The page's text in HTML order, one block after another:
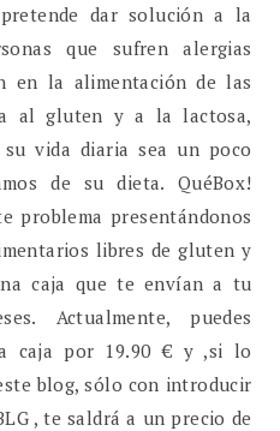
dar solución a la
que sufren alergias
en la alimentación de las
al gluten y a la lactosa,
vida diaria sea un poco
de su dieta. QuéBox!
problema presentándonos
libres de gluten y
caja que te envían a tu
Actualmente, puedes
caja por 19.90 € y ,si lo
blog, sólo con introducir
, te saldrá a un precio de